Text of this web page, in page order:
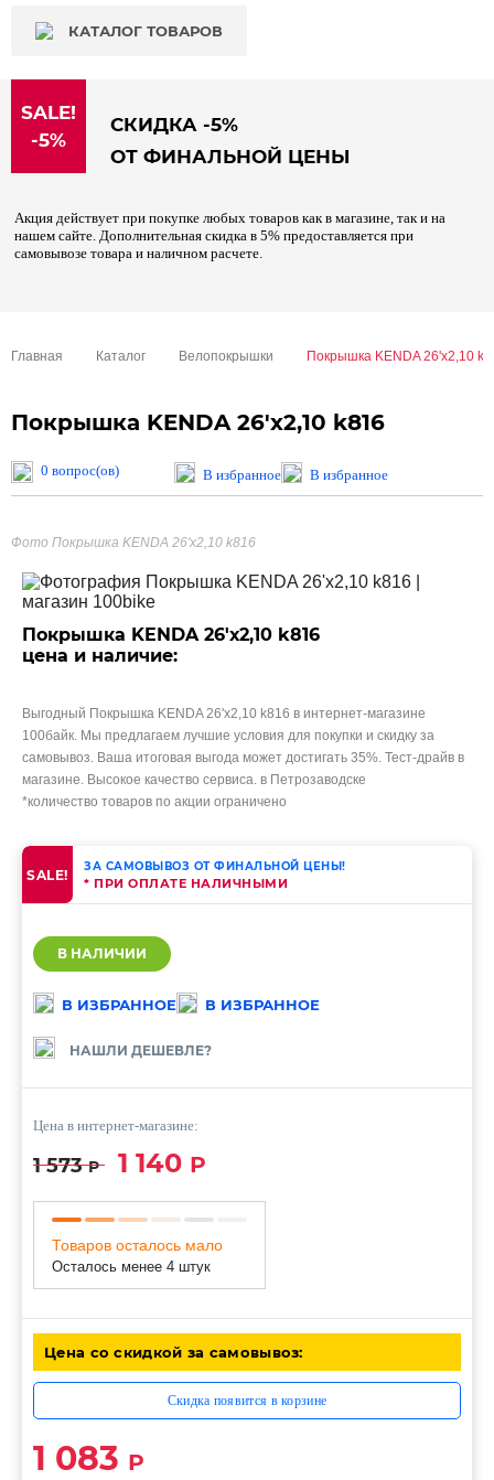
КАТАЛОГ ТОВАРОВ
SALE!
-5%
СКИДКА -5%
ОТ ФИНАЛЬНОЙ ЦЕНЫ
Акция действует при покупке любых товаров как в магазине, так и на
нашем сайте. Дополнительная скидка в 5% предоставляется при
самовывозе товара и наличном расчете.
Главная Каталог Велопокрышки Покрышка KENDA 26'х2,10
Покрышка KENDA 26'х2,10 k816
0 вопрос(ов) В избранное В избранное
Фото Покрышка KENDA 26'х2,10 k816
Покрышка KENDA 26'х2,10 k816
цена и наличие:
Выгодный Покрышка KENDA 26'х2,10 k816 в интернет-магазине
100байк. Мы предлагаем лучшие условия для покупки и скидку за
самовывоз. Ваша итоговая выгода может достигать 35%. Тест-драйв в
магазине. Высокое качество сервиса. в Петрозаводске
*количество товаров по акции ограничено
SALE! ЗА САМОВЫВОЗ ОТ ФИНАЛЬНОЙ ЦЕНЫ!
* ПРИ ОПЛАТЕ НАЛИЧНЫМИ
В НАЛИЧИИ
В ИЗБРАННОЕ В ИЗБРАННОЕ
НАШЛИ ДЕШЕВЛЕ?
Цена в интернет-магазине:
1 573Р 1 140 Р
Товаров осталось мало
Осталось менее 4 штук
Цена со скидкой за самовывоз:
Скидка появится в корзине
1 083 Р